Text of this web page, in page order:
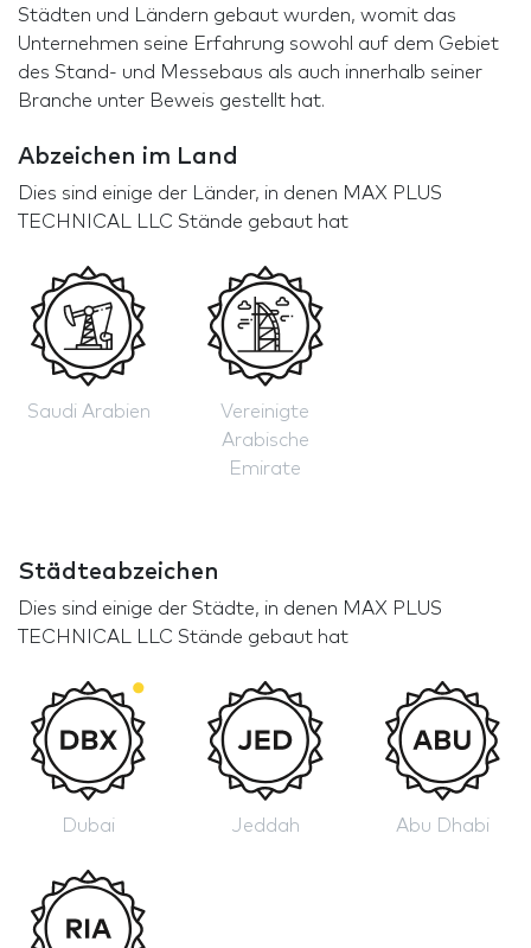
Städten und Ländern gebaut wurden, womit das
Unternehmen seine Erfahrung sowohl auf dem Gebiet
des Stand- und Messebaus als auch innerhalb seiner
Branche unter Beweis gestellt hat.
Abzeichen im Land
Dies sind einige der Länder, in denen MAX PLUS
TECHNICAL LLC Stände gebaut hat
Saudi Arabien
Vereinigte
Arabische
Emirate
Städteabzeichen
Dies sind einige der Städte, in denen MAX PLUS
TECHNICAL LLC Stände gebaut hat
Dubai Jeddah Abu Dhabi